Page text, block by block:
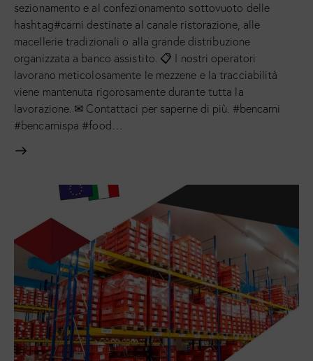
sezionamento e al confezionamento sottovuoto delle
hashtag#carni destinate al canale ristorazione, alle
macellerie tradizionali o alla grande distribuzione
organizzata a banco assistito. 📋 I nostri operatori
lavorano meticolosamente le mezzene e la tracciabilità
viene mantenuta rigorosamente durante tutta la
lavorazione. ✉ Contattaci per saperne di più. #bencarni
#bencarnispa #food…